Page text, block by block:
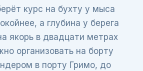
курс на бухту у мыса
а глубина у берега
якорь в двадцати метрах
организовать на борту
в порту Гримо, до